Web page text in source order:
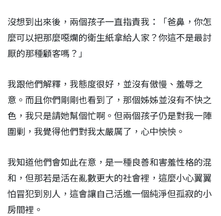
沒想到出來後，兩個孩子一直指責我：「爸鼻，你怎
麼可以把那麼噁爛的衛生紙拿給人家？你這不是最討
厭的那種顧客嗎？」
我跟他們解釋，我態度很好，並沒有傲慢、羞辱之
意。而且你們剛剛也看到了，那個姊姊並沒有不快之
色，我只是請她幫個忙啊。但兩個孩子仍是對我一陣
圍剿，我覺得他們對我太嚴厲了，心中怏怏。
我知道他們會如此在意，是一種良善和害羞性格的混
和，但那若是活在亂數更大的社會裡，這麼小心翼翼
怕冒犯到別人，這會讓自己活進一個純淨但孤寂的小
房間裡。